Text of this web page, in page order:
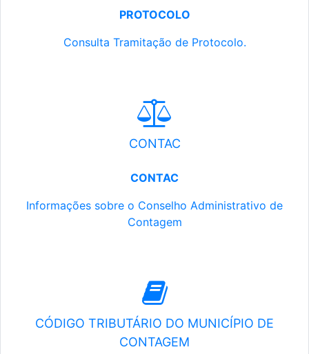
PROTOCOLO
Consulta Tramitação de Protocolo.
CONTAC
CONTAC
Informações sobre o Conselho Administrativo de
Contagem
CÓDIGO TRIBUTÁRIO DO MUNICÍPIO DE
CONTAGEM